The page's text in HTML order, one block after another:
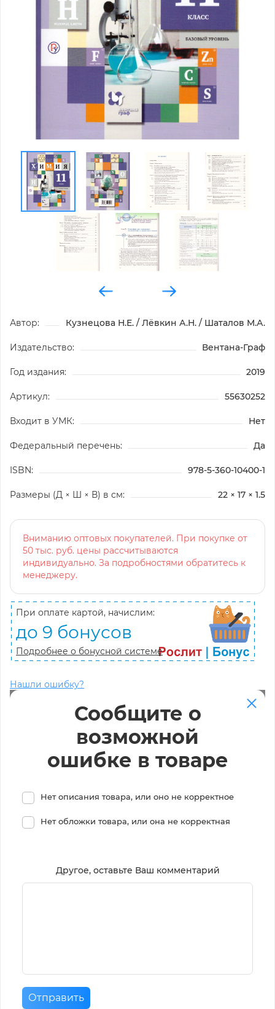
Автор: Кузнецова Н.Е. / Лёвкин А.Н. / Шаталов М.А.
Издательство: Вентана-Граф
Год издания: 2019
Артикул: 55630252
Входит в УМК: Нет
Федеральный перечень: Да
ISBN: 978-5-360-10400-1
Размеры (Д × Ш × В) в см: 22 × 17 × 1.5
Вниманию оптовых покупателей. При покупке от
50 тыс. руб. цены рассчитываются
индивидуально. За подробностями обратитесь к
менеджеру.
При оплате картой, начислим:
до 9 бонусов
Подробнее о бонусной системе
Нашли ошибку?
Сообщите о
возможной
ошибке в товаре
Нет описания товара, или оно не корректное
Нет обложки товара, или она не корректная
Другое, оставьте Ваш комментарий
Отправить